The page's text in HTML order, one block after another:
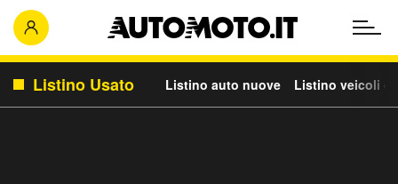
Listino Usato Listino auto nuove Listino veicoli